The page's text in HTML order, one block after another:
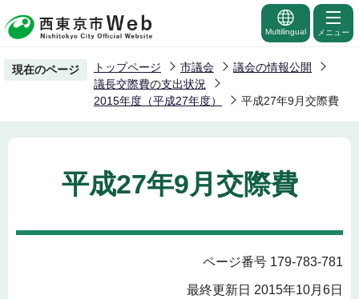
の
ー
の
先
Multilingual メニュー
現在のページ トップページ 市議会
議会の情報公開
議長交際費の支出状況
2015年度（平成27年度）
平成27年9月交際費
平成27年9月交際費
ページ番号 179-783-781
最終更新日 2015年10月6日